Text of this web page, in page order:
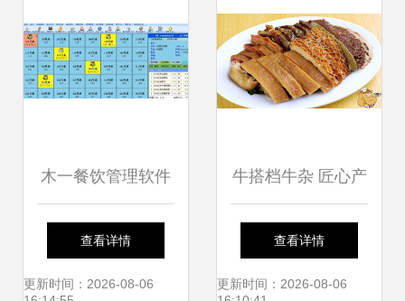
木一餐饮管理软件
杨经理的个人用户
实践与餐饮管理效
查看详情
更新时间：2026-08-06
牛搭档牛杂 匠心产
品与专业餐饮管理
的完美融合
查看详情
更新时间：2026-08-06